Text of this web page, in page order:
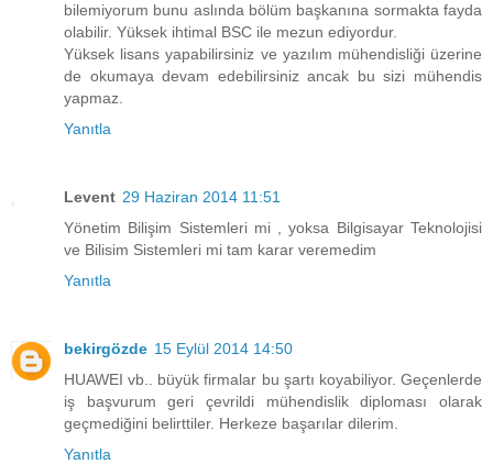
bilemiyorum bunu aslında bölüm başkanına sormakta fayda
olabilir. Yüksek ihtimal BSC ile mezun ediyordur.
Yüksek lisans yapabilirsiniz ve yazılım mühendisliği üzerine
de okumaya devam edebilirsiniz ancak bu sizi mühendis
yapmaz.
Yanıtla
Levent 29 Haziran 2014 11:51
Yönetim Bilişim Sistemleri mi , yoksa Bilgisayar Teknolojisi
ve Bilisim Sistemleri mi tam karar veremedim
Yanıtla
bekirgözde 15 Eylül 2014 14:50
HUAWEI vb.. büyük firmalar bu şartı koyabiliyor. Geçenlerde
iş başvurum geri çevrildi mühendislik diploması olarak
geçmediğini belirttiler. Herkeze başarılar dilerim.
Yanıtla